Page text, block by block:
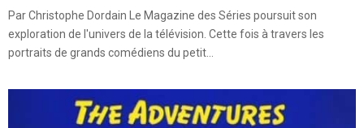
Par Christophe Dordain Le Magazine des Séries poursuit son
exploration de l'univers de la télévision. Cette fois à travers les
portraits de grands comédiens du petit...